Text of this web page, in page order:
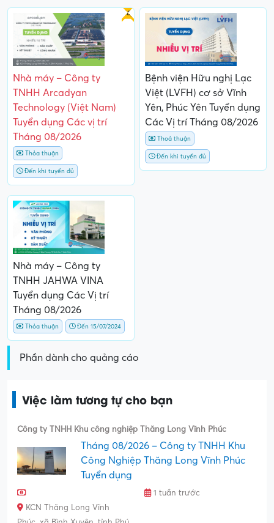
Gấp
Nhà máy – Công ty
TNHH Arcadyan
Technology (Việt Nam)
Tuyển dụng Các vị trí
Tháng 08/2026
Thỏa thuận
Đến khi tuyển đủ
Bệnh viện Hữu nghị Lạc
Việt (LVFH) cơ sở Vĩnh
Yên, Phúc Yên Tuyển dụng
Các Vị trí Tháng 08/2026
Thoả thuận
Đến khi tuyển đủ
Nhà máy – Công ty
TNHH JAHWA VINA
Tuyển dụng Các Vị trí
Tháng 08/2026
Thỏa thuận Đến 15/07/2024
Phần dành cho quảng cáo
Việc làm tương tự cho bạn
Công ty TNHH Khu công nghiệp Thăng Long Vĩnh Phúc
Tháng 08/2026 – Công ty TNHH Khu
Công Nghiệp Thăng Long Vĩnh Phúc
Tuyển dụng
1 tuần trước
KCN Thăng Long Vĩnh